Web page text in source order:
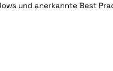
und anerkannte Best